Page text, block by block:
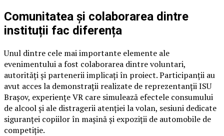
Comunitatea și colaborarea dintre
instituții fac diferența
Unul dintre cele mai importante elemente ale
evenimentului a fost colaborarea dintre voluntari,
autorități și partenerii implicați în proiect. Participanții au
avut acces la demonstrații realizate de reprezentanții ISU
Brașov, experiențe VR care simulează efectele consumului
de alcool și ale distragerii atenției la volan, sesiuni dedicate
siguranței copiilor în mașină și expoziții de automobile de
competiție.